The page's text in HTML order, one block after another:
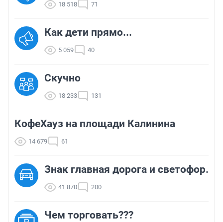
18 518 71
Как дети прямо...
5 059 40
Скучно
18 233 131
КофеХауз на площади Калинина
14 679 61
Знак главная дорога и светофор.
41 870 200
Чем торговать???